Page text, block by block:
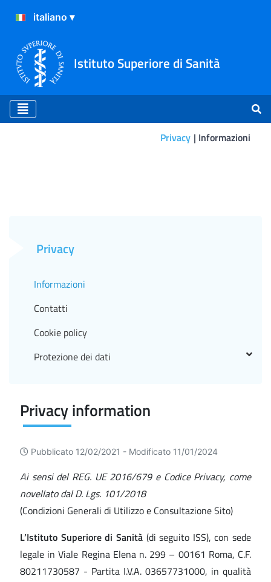
Istituto Superiore di Sanità
Privacy Informazioni
Privacy information
Pubblicato 12/02/2021 - Modificato 11/01/2024
Ai sensi del REG. UE 2016/679 e Codice Privacy, come
novellato dal D. Lgs. 101/2018
(Condizioni Generali di Utilizzo e Consultazione Sito)
L’Istituto Superiore di Sanità(di seguito ISS), con sede
legale in Viale Regina Elena n. 299 – 00161 Roma, C.F.
80211730587 - Partita I.V.A. 03657731000, in qualità
Privacy
Informazioni
Contatti
Cookie policy
Protezione dei dati